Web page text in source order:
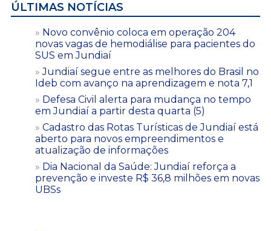
ÚLTIMAS NOTÍCIAS
Novo convênio coloca em operação 204
novas vagas de hemodiálise para pacientes do
SUS em Jundiaí
Jundiaí segue entre as melhores do Brasil no
Ideb com avanço na aprendizagem e nota 7,1
Defesa Civil alerta para mudança no tempo
em Jundiaí a partir desta quarta (5)
Cadastro das Rotas Turísticas de Jundiaí está
aberto para novos empreendimentos e
atualização de informações
Dia Nacional da Saúde: Jundiaí reforça a
prevenção e investe R$ 36,8 milhões em novas
UBSs